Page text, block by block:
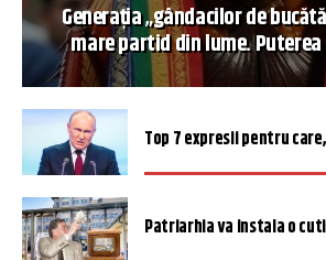
Generația „gândacilor de
mare partid din lume.
Top 7 expresii pentru
Patriarhia va instala o